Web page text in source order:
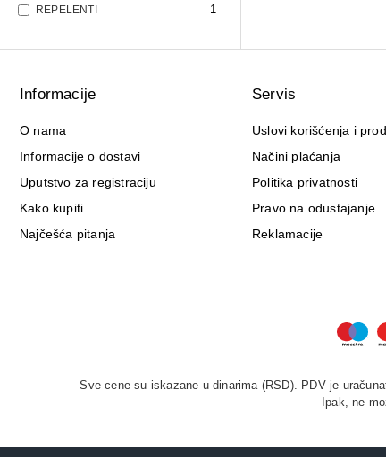
REPELENTI 1
Informacije
O nama
Informacije o dostavi
Uputstvo za registraciju
Kako kupiti
Najčešća pitanja
Servis
Uslovi korišćenja i
Načini plaćanja
Politika privatnosti
Pravo na odustajanje
Reklamacije
Sve cene su iskazane u dinarima (RSD). PDV je
Ipak, ne